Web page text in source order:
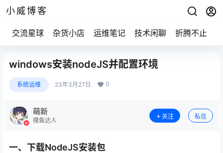
小威博客
交流星球 杂货小店 运维笔记 技术闲聊 折腾不止
windows安装nodeJS并配置环境
系统运维 23年3月27日 0
萌新
摸鱼达人
关注 私信
一、下载NodeJS安装包